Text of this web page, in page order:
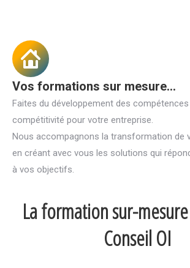
Vos formations sur mesure...
Faites du développement des compétences
compétitivité pour votre entreprise.
Nous accompagnons la transformation de
en créant avec vous les solutions qui
à vos objectifs.
La formation sur-mesure
Conseil OI